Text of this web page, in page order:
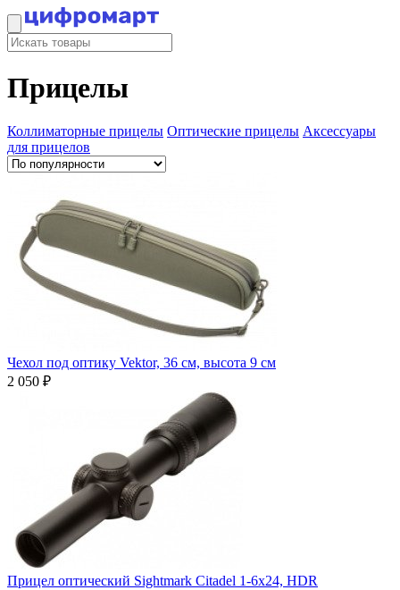
Прицелы
Коллиматорные прицелы Оптические прицелы Аксессуары
для прицелов
Чехол под оптику Vektor, 36 см, высота 9 см
2 050 ₽
Прицел оптический Sightmark Citadel 1-6x24, HDR